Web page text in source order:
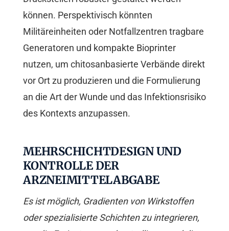
können. Perspektivisch könnten
Militäreinheiten oder Notfallzentren tragbare
Generatoren und kompakte Bioprinter
nutzen, um chitosanbasierte Verbände direkt
vor Ort zu produzieren und die Formulierung
an die Art der Wunde und das Infektionsrisiko
des Kontexts anzupassen.
MEHRSCHICHTDESIGN UND
KONTROLLE DER
ARZNEIMITTELABGABE
Es ist möglich, Gradienten von Wirkstoffen
oder spezialisierte Schichten zu integrieren,